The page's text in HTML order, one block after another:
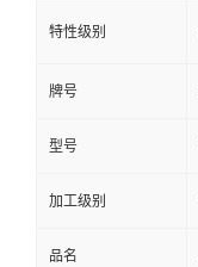
特性级别
牌号
型号
加工级别
品名